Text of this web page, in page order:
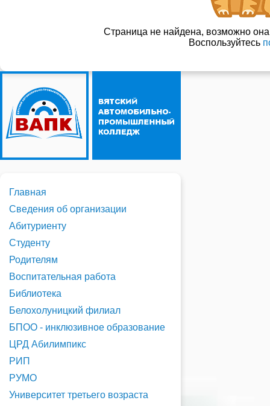
Страница не найдена, возможно
Воспользуйтесь
Главная
Сведения об организации
Абитуриенту
Студенту
Родителям
Воспитательная работа
Библиотека
Белохолуницкий филиал
БПОО - инклюзивное образование
ЦРД Абилимпикс
РИП
РУМО
Университет третьего возраста